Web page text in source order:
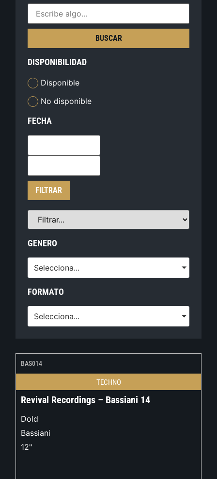
BUSCAR
DISPONIBILIDAD
Disponible
No disponible
FECHA
FILTRAR
GENERO
Selecciona...
FORMATO
Selecciona...
BAS014
TECHNO
Revival Recordings – Bassiani 14
Dold
Bassiani
12"